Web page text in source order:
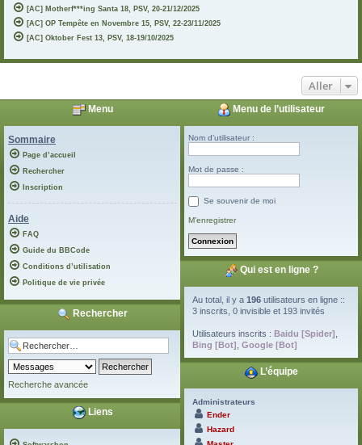
[AC] Motherf***ing Santa 18, PSV, 20-21/12/2025
[AC] OP Tempête en Novembre 15, PSV, 22-23/11/2025
[AC] Oktober Fest 13, PSV, 18-19/10/2025
Aller
Menu
Sommaire
Page d’accueil
Rechercher
Inscription
Aide
FAQ
Guide du BBCode
Conditions d’utilisation
Politique de vie privée
Rechercher
Recherche avancée
Liens
Menu de l’utilisateur
Nom d’utilisateur :
Mot de passe :
Se souvenir de moi
M’enregistrer
Qui est en ligne ?
Au total, il y a196 utilisateurs en ligne ::
3 inscrits, 0 invisible et 193 invités
Utilisateurs inscrits :Baidu [Spider]
Bing [Bot] ,Google [Bot]
L’équipe
Administrateurs
Ender
Hazard